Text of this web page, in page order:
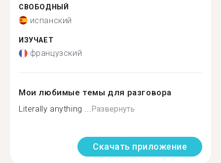
СВОБОДНЫЙ
испанский
ИЗУЧАЕТ
французский
Мои любимые темы для разговора
Literally anything ...Развернуть
Скачать приложение